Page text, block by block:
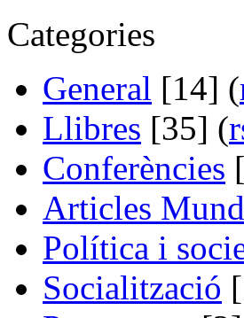
Categories
General [14] (
Llibres [35] (
Conferències
Articles
Política i
Socialització